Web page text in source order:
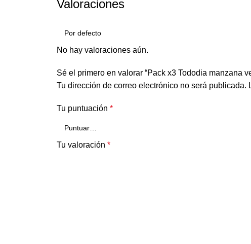
Valoraciones
No hay valoraciones aún.
Sé el primero en valorar “Pack x3 Tododia manzana
Tu dirección de correo electrónico no será publicada.
Tu puntuación *
Tu valoración *